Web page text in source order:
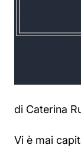
di Caterina
Vi è mai